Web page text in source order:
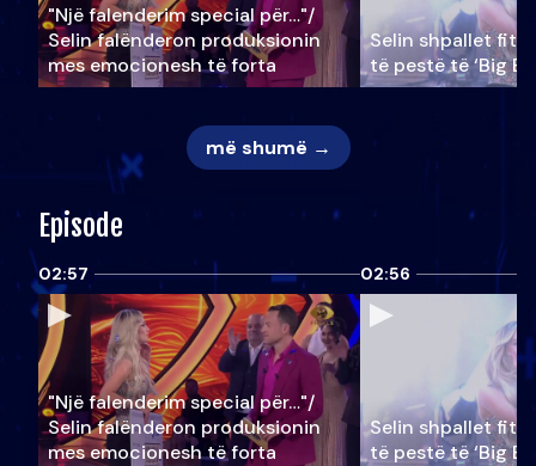
"Një falenderim special për…"/
Selin falënderon produksionin
mes emocionesh të forta
Selin shpallet
të pestë të ‘Big
më shumë →
Episode
02:57
"Një falenderim special për…"/
Selin falënderon produksionin
mes emocionesh të forta
02:56
Selin shpallet
të pestë të ‘Big